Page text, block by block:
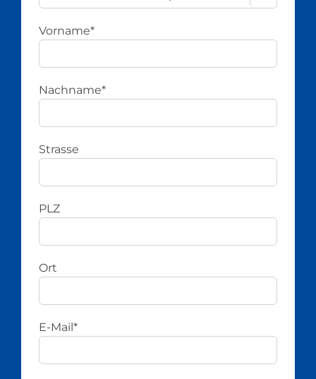
Vorname*
Nachname*
Strasse
PLZ
Ort
E-Mail*